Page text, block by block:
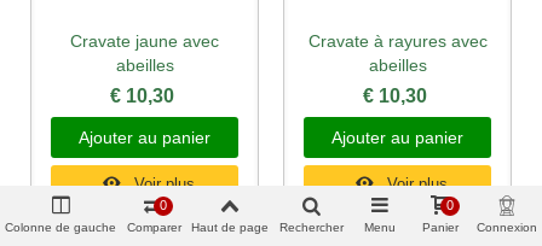
Cravate jaune avec
abeilles
€ 10,30
Ajouter au panier
Voir plus
Cravate à rayures avec
abeilles
€ 10,30
Ajouter au panier
Voir plus
Colonne de gauche Comparer
0
Haut de page Rechercher Menu Panier
0
Connexion